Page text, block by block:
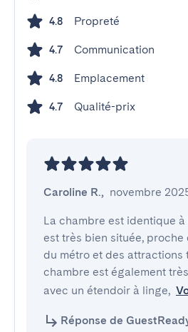
4.8 Propreté
4.7 Communication
4.8 Emplacement
4.7 Qualité-prix
Caroline R., novembre
La chambre est identique à
est très bien située, proche
du métro et des attractions
chambre est également
avec un étendoir à linge,
Réponse de